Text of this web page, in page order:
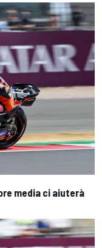
media ci aiuterà